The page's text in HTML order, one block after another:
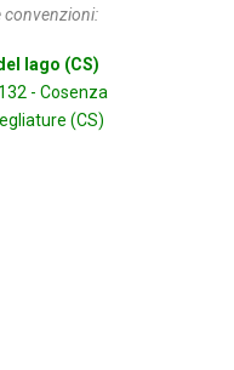
convenzioni:
lago (CS)
- Cosenza
(CS)